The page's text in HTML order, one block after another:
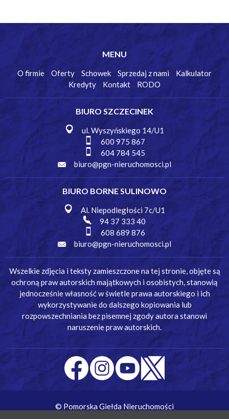
MENU
O firmie Oferty Schowek Sprzedaj z nami
Kalkulator
Kredyty
Kontakt RODO
BIURO SZCZECINEK
ul. Wyszyńskiego 14/U1
600 975 867
604 784 545
biuro@pgn-nieruchomosci.pl
BIURO BORNE SULINOWO
Al. Niepodległości 7c/U1
94 37 333 40
608 689 876
biuro@pgn-nieruchomosci.pl
Wszelkie zdjęcia i teksty zamieszczone na tej stronie, objęte są
ochroną praw autorskich majątkowych i osobistych, stanowią
jednocześnie własność w świetle prawa autorskiego i ich
wykorzystywanie do dalszego kopiowania lub
rozpowszechniania bez pisemnej zgody autora stanowi
naruszenie praw autorskich.
© Pomorska Giełda Nieruchomości